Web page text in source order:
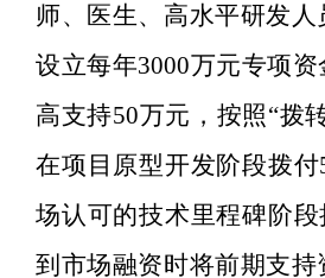
师、医生、高水平研发人
设立每年3000万元专项
高支持50万元，按照“拨
在项目原型开发阶段拨付
场认可的技术里程碑阶段
到市场融资时将前期支